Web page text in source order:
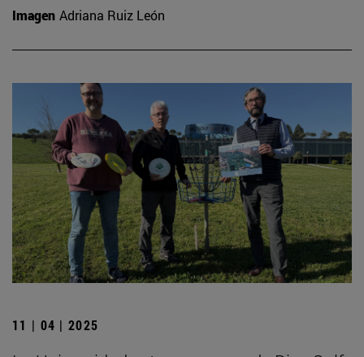
Imagen Adriana Ruiz León
11 | 04 | 2025